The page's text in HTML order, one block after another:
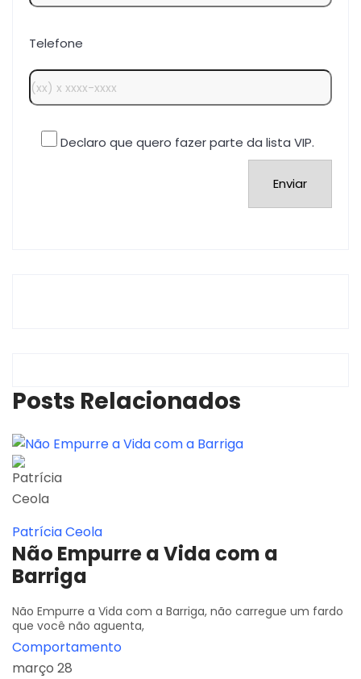
Telefone
Declaro que quero fazer parte da lista VIP.
Posts Relacionados
Patrícia Ceola
Não Empurre a Vida com a
Barriga
Não Empurre a Vida com a Barriga, não carregue um fardo
que você não aguenta,
Comportamento
março 28